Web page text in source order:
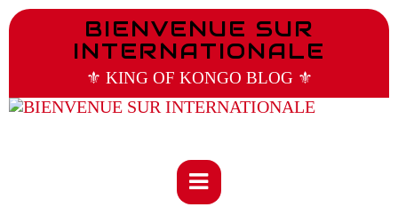
BIENVENUE SUR
INTERNATIONALE
⚜️ KING OF KONGO BLOG ⚜️